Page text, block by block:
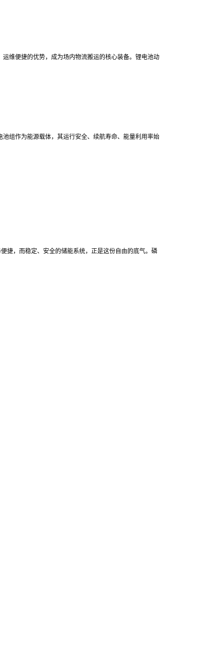
维便捷的优势，成为场内物流搬运的核心装备。锂电池动
组作为能源载体，其运行安全、续航寿命、能量利用率始
捷，而稳定、安全的储能系统，正是这份自由的底气。磷